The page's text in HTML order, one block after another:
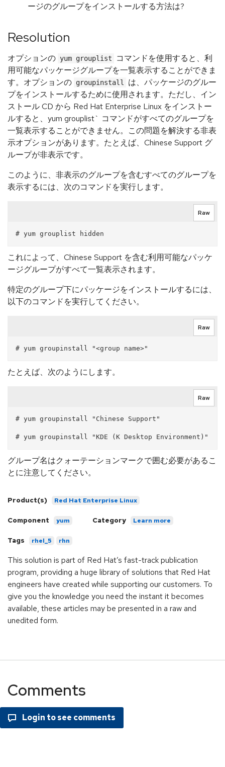
ージのグループをインストールする方法は?
Resolution
オプションの yum grouplist
コマンドを使用すると、利
用可能なパッケージグループを一覧表示することができま
す。オプションの groupinstall
は、パッケージのグルー
プをインストールするために使用されます。ただし、イン
ストール CD から Red Hat Enterprise Linux をインストー
ルすると、yum grouplist` コマンドがすべてのグループを
一覧表示することができません。この問題を解決する非表
示オプションがあります。たとえば、Chinese Support グ
ループが非表示です。
このように、非表示のグループを含むすべてのグループを
表示するには、次のコマンドを実行します。
Raw
これによって、Chinese Support を含む利用可能なパッケ
ージグループがすべて一覧表示されます。
特定のグループ下にパッケージをインストールするには、
以下のコマンドを実行してください。
Raw
たとえば、次のようにします。
Raw
# yum groupinstall "Chinese Support"
グループ名はクォーテーションマークで囲む必要があるこ
とに注意してください。
Product(s) Red Hat Enterprise Linux
Component yum Category Learn more
Tags rhel_5 rhn
This solution is part of Red Hat’s fast-track publication
program, providing a huge library of solutions that Red Hat
engineers have created while supporting our customers. To
give you the knowledge you need the instant it becomes
available, these articles may be presented in a raw and
unedited form.
Comments